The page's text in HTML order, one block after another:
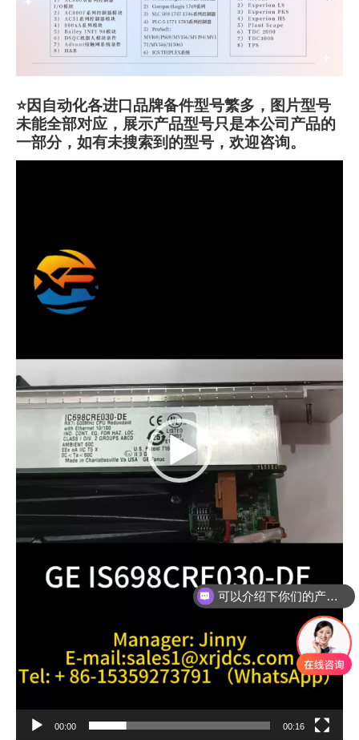
⭐因自动化各进口品牌备件型号繁多，图片型号
未能全部对应，展示产品型号只是本公司产品的
一部分，如有未搜索到的型号，欢迎咨询。
00:00 00:16
你们是怎么收费的呢